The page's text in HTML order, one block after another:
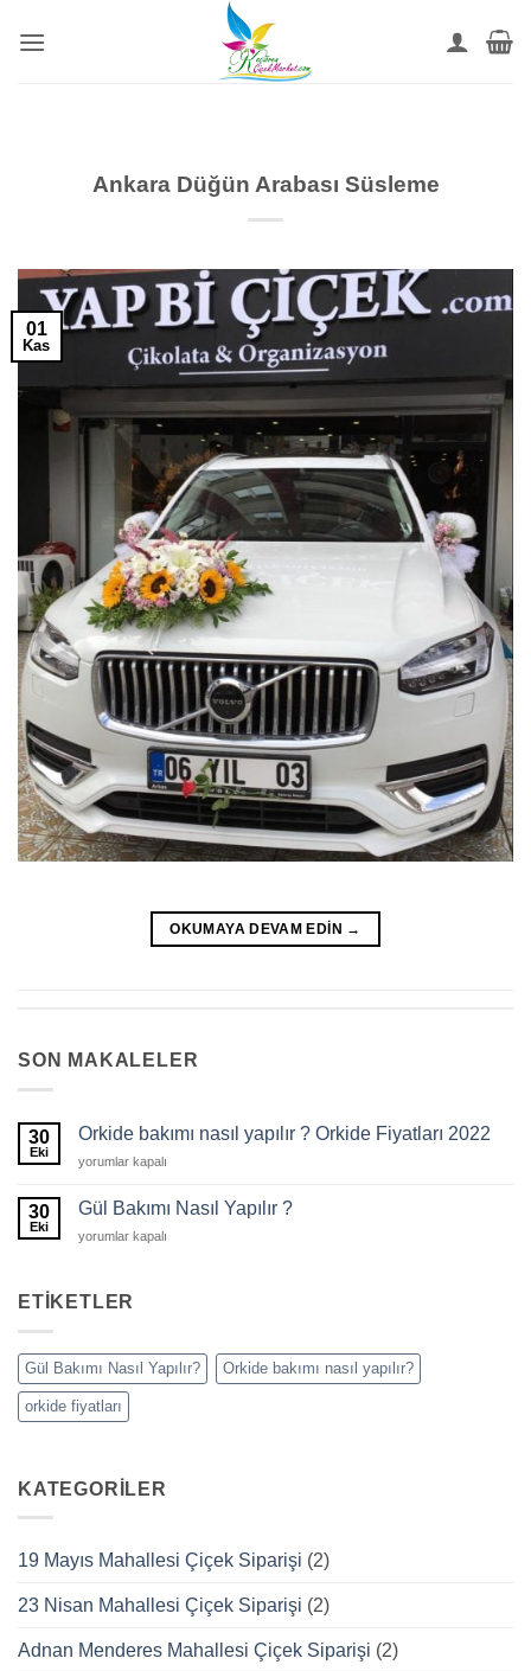
atla
Ankara Düğün Arabası Süsleme
01
Kas
OKUMAYA DEVAM EDIN →
SON MAKALELER
30
Eki
Orkide bakımı nasıl yapılır ? Orkide Fiyatları 2022
Orkide
nasıl
?
2022
yorumlar kapalı
30
Eki
Gül Bakımı Nasıl Yapılır ?
Gül
Yapılır
yorumlar kapalı
ETIKETLER
Gül Bakımı Nasıl Yapılır? Orkide bakımı nasıl yapılır?
orkide fiyatları
KATEGORILER
19 Mayıs Mahallesi Çiçek Siparişi (2)
23 Nisan Mahallesi Çiçek Siparişi (2)
Adnan Menderes Mahallesi Çiçek Siparişi (2)